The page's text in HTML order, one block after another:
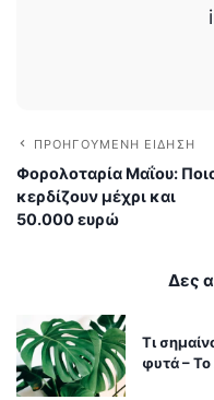
ΠΡΟΗΓΟΎΜΕΝΗ ΕΊΔΗΣΗ
Φορολοταρία Μαΐου:
κερδίζουν μέχρι και
50.000 ευρώ
Δες
Τι
φυτά – Το